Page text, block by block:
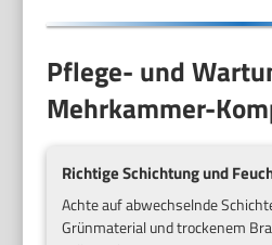
Pflege- und
Mehrkammer-
Richtige Schichtung und
Achte auf abwechselnde
Grünmaterial und trockenem